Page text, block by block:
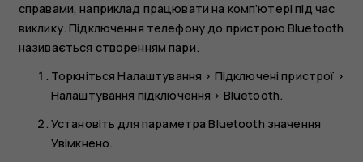
справами, наприклад працювати на комп’ютері під час
виклику. Підключення телефону до пристрою Bluetooth
називається створенням пари.
ТоркнітьсяНалаштування > Підключені пристрої >
Налаштування підключення > Bluetooth.
Установіть для параметраBluetooth значення
Увімкнено.